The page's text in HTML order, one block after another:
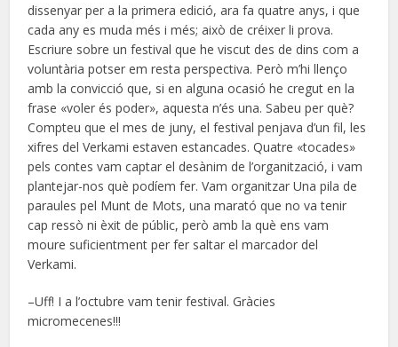
dissenyar per a la primera edició, ara fa quatre anys, i que
cada any es muda més i més; això de créixer li prova.
Escriure sobre un festival que he viscut des de dins com a
voluntària potser em resta perspectiva. Però m’hi llenço
amb la convicció que, si en alguna ocasió he cregut en la
frase «voler és poder», aquesta n’és una. Sabeu per què?
Compteu que el mes de juny, el festival penjava d’un fil, les
xifres del Verkami estaven estancades. Quatre «tocades»
pels contes vam captar el desànim de l’organització, i vam
plantejar-nos què podíem fer. Vam organitzar Una pila de
paraules pel Munt de Mots, una marató que no va tenir
cap ressò ni èxit de públic, però amb la què ens vam
moure suficientment per fer saltar el marcador del
Verkami.
–Uff! I a l’octubre vam tenir festival. Gràcies
micromecenes!!!